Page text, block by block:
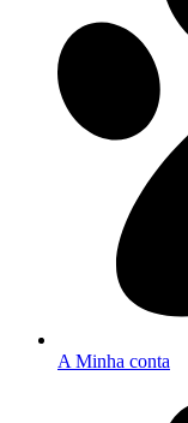
A Minha conta